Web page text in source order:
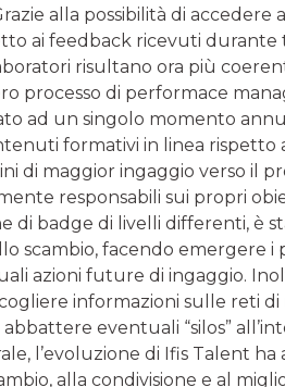
alla possibilità di accedere
ai feedback ricevuti
risultano ora più
processo di performace
ad un singolo momento
formativi in linea rispetto
di maggior ingaggio verso il
responsabili sui propri
di badge di livelli differenti, è
scambio, facendo emergere i
azioni future di ingaggio.
informazioni sulle reti
eventuali “silos”
l’evoluzione di Ifis Talent
alla condivisione e al